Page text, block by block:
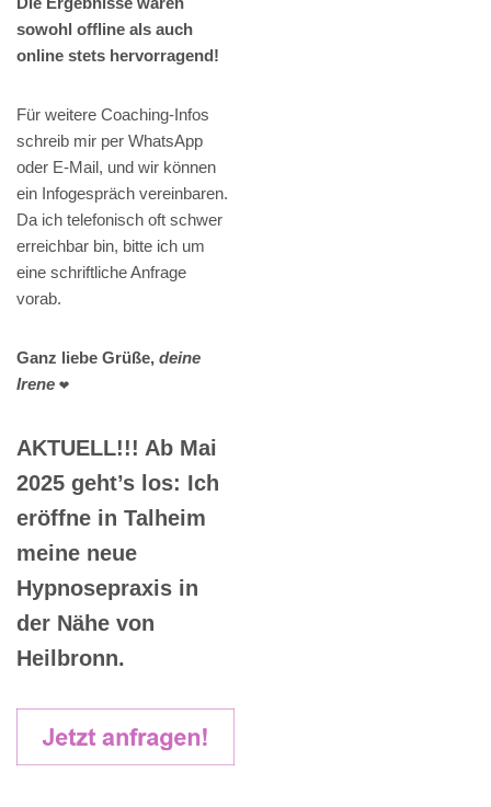
sowohl offline als auch
online stets hervorragend!
Für weitere Coaching-Infos
schreib mir per WhatsApp
oder E-Mail, und wir können
ein Infogespräch vereinbaren.
Da ich telefonisch oft schwer
erreichbar bin, bitte ich um
eine schriftliche Anfrage
vorab.
Ganz liebe Grüße, deine
Irene ❤️
AKTUELL!!! Ab Mai
2025 geht’s los: Ich
eröffne in Talheim
meine neue
Hypnosepraxis in
der Nähe von
Heilbronn.